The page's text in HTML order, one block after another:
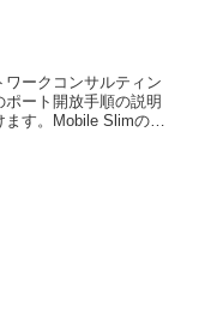
ークコンサルティン
ート開放手順の説明
す。Mobile Slimの特